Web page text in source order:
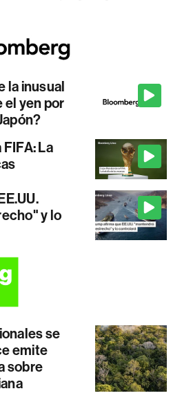
la inusual
yen por
La
y lo
se
emite
sobre